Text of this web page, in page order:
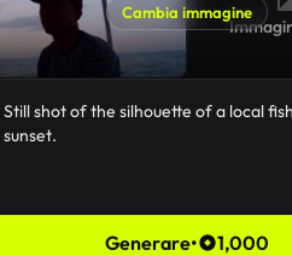
Cambia immagine
Generare• 1,000